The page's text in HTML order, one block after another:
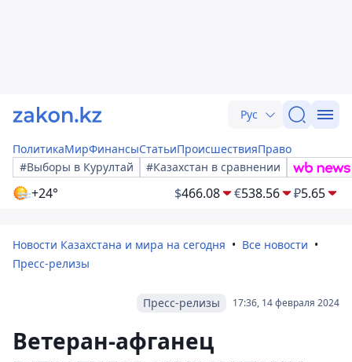
Рус
ПолитикаМирФинансыСтатьиПроисшествияПраво
#Выборы в Курултай
#Казахстан в сравнении
+24° $466.08 €538.56 ₽5.65
Новости Казахстана и мира на сегодня
Все новости
Пресс-релизы
17:36, 14 февраля 2024
Пресс-релизы
Ветеран-афганец